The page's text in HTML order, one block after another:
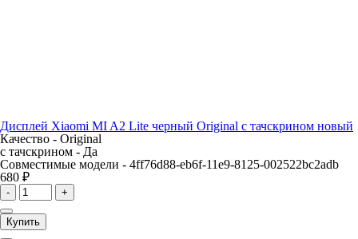
Дисплей Xiaomi MI A2 Lite черный Original с тачскрином новый
Качество - Original
с тачскрином - Да
Совместимые модели - 4ff76d88-eb6f-11e9-8125-002522bc2adb
680 ₽
- +
Купить